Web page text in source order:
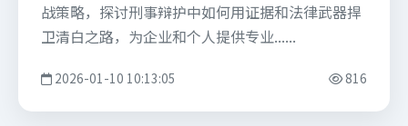
战策略，探讨刑事辩护中如何用证据和法律武器捍
卫清白之路，为企业和个人提供专业......
2026-01-10 10:13:05 816